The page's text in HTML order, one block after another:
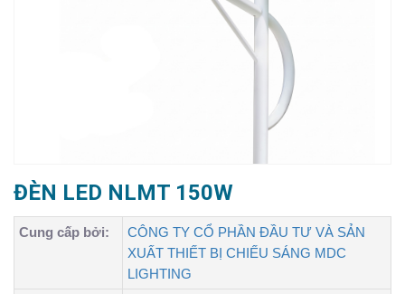
ĐÈN LED NLMT 150W
Cung cấp bởi:
CÔNG TY CỔ PHẦN ĐẦU TƯ VÀ SẢN
XUẤT THIẾT BỊ CHIẾU SÁNG MDC
LIGHTING